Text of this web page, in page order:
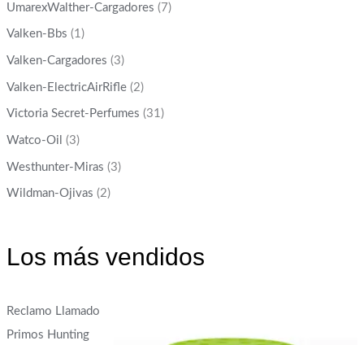
UmarexWalther-Cargadores (7)
Valken-Bbs (1)
Valken-Cargadores (3)
Valken-ElectricAirRifle (2)
Victoria Secret-Perfumes (31)
Watco-Oil (3)
Westhunter-Miras (3)
Wildman-Ojivas (2)
Los más vendidos
Reclamo Llamado
Primos Hunting